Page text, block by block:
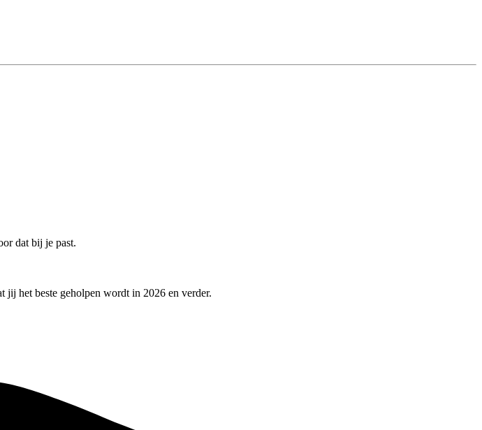
dat bij je past.
jij het beste geholpen wordt in 2026 en verder.